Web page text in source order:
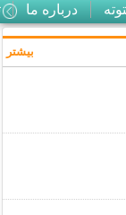
درباره ما
بیشتر